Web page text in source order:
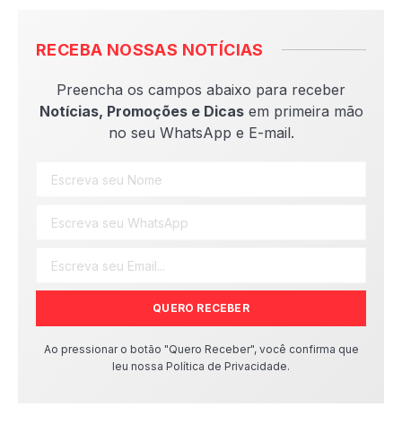
RECEBA NOSSAS NOTÍCIAS
Preencha os campos abaixo para receber
Notícias, Promoções e Dicasem primeira mão
no seu WhatsApp e E-mail.
QUERO RECEBER
Ao pressionar o botão "Quero Receber", você confirma que
leu nossa Política de Privacidade.